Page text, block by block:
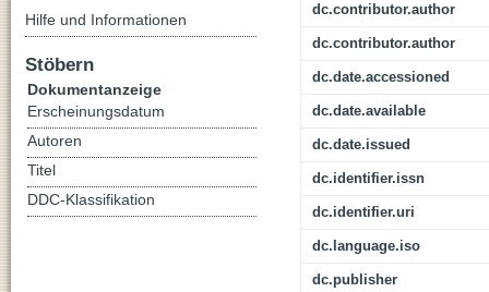
dc.contributor.author
dc.contributor.author
dc.date.accessioned
dc.date.available
dc.date.issued
dc.identifier.issn
dc.identifier.uri
dc.language.iso
dc.publisher
Hilfe und Informationen
Stöbern
Dokumentanzeige
Erscheinungsdatum
Autoren
Titel
DDC-Klassifikation